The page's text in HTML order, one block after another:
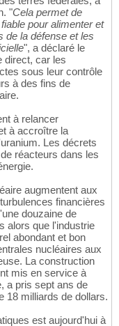
"Cela permet de
pour alimenter et
de la défense et les
", a déclaré le
direct, car les
sous leur contrôle
à des fins de
à relancer
à accroître la
Les décrets
réacteurs dans les
augmentent aux
financières
douzaine de
alors que l'industrie
abondant et bon
nucléaires aux
La construction
mis en service à
a pris sept ans de
18 milliards de dollars.
est aujourd'hui à